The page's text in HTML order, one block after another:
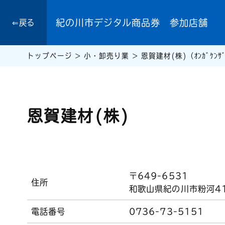
⇐戻る 紀の川市デジタル商品券 参加店舗
トップページ >小・卸売り業 > 恩賀建材(株)（ｵﾝｶﾞｹﾝ
恩賀建材(株)
住所
〒649-6531
和歌山県紀の川市粉河
電話番号 0736-73-5151